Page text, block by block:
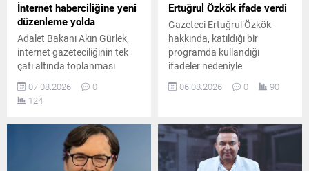
İnternet haberciliğine yeni
düzenleme yolda
Adalet Bakanı Akın Gürlek,
internet gazeteciliğinin tek
çatı altında toplanması
gerektiğini belirterek yeni bir
yasal düzenlemeye ihtiyaç
olduğunu söyledi. Gürlek,
çalışmalarına da değindi.
07.08.2026
0
124
Ertuğrul Özkök ifade verdi
Gazeteci Ertuğrul Özkök
hakkında, katıldığı bir
programda kullandığı
ifadeler nedeniyle
"Cumhurbaşkanı'na hakaret"
suçlamasıyla re'sen
üzere İstanbul Adalet
Sarayı'na gitti.
06.08.2026 0 90